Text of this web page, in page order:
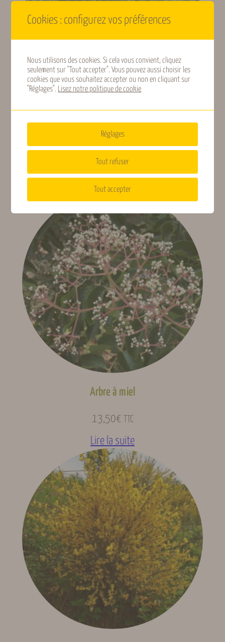
Très rustique (moins
sols
Type de plante Arbre
Poncirus
13,50€ TTC
Choix des options
Arbre à miel
13,50€ TTC
Lire la suite
Cookies : configurez vos préférences
Nous utilisons des cookies. Si cela vous convient, cliquez
seulement sur "Tout accepter". Vous pouvez aussi choisir les
cookies que vous souhaitez accepter ou non en cliquant sur
"Réglages". Lisez notre politique de cookie
Réglages
Tout refuser
Tout accepter